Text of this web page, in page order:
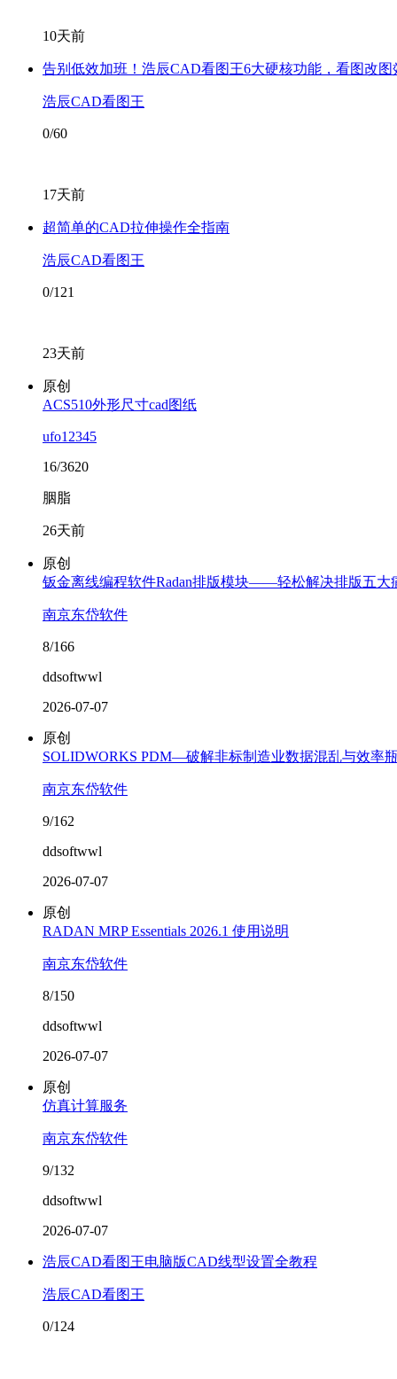
10天前
告别低效加班！浩辰CAD看图王6大硬核功能，看图改图
浩辰CAD看图王
0/60
17天前
超简单的CAD拉伸操作全指南
浩辰CAD看图王
0/121
23天前
原创
ACS510外形尺寸cad图纸
ufo12345
16/3620
胭脂
26天前
原创
钣金离线编程软件Radan排版模块——轻松解决排版五大
南京东岱软件
8/166
ddsoftwwl
2026-07-07
原创
SOLIDWORKS PDM—破解非标制造业数据混乱与效率
南京东岱软件
9/162
ddsoftwwl
2026-07-07
原创
RADAN MRP Essentials 2026.1 使用说明
南京东岱软件
8/150
ddsoftwwl
2026-07-07
原创
仿真计算服务
南京东岱软件
9/132
ddsoftwwl
2026-07-07
浩辰CAD看图王电脑版CAD线型设置全教程
浩辰CAD看图王
0/124